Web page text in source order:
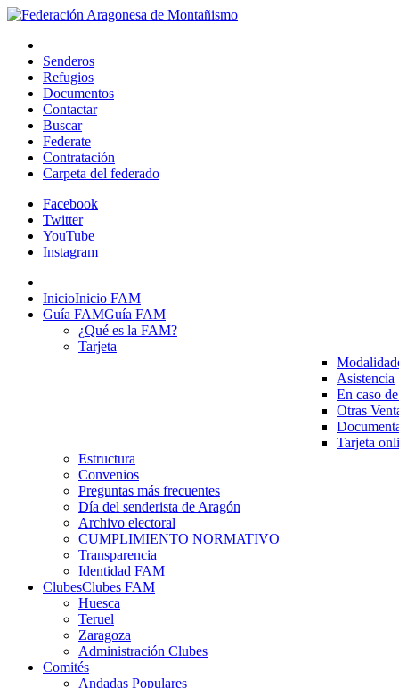
Senderos
Refugios
Documentos
Contactar
Buscar
Federate
Contratación
Carpeta del federado
Facebook
Twitter
YouTube
Instagram
InicioInicio FAM
Guía FAMGuía FAM
¿Qué es la FAM?
Tarjeta
Asistencia
En caso
Otras
Tarjeta
Estructura
Convenios
Preguntas más frecuentes
Día del senderista de Aragón
Archivo electoral
CUMPLIMIENTO NORMATIVO
Transparencia
Identidad FAM
ClubesClubes FAM
Huesca
Teruel
Zaragoza
Administración Clubes
Comités
Andadas Populares